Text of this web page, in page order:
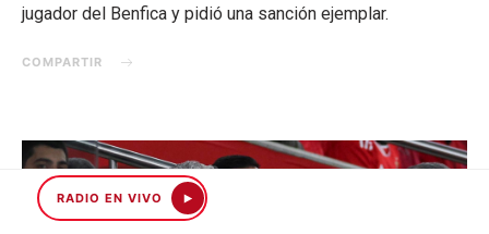
RADIO EN VIVO
jugador del Benfica y pidió una sanción ejemplar.
COMPARTIR